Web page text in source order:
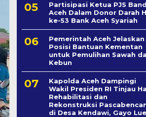
Partisipasi Ketua PJS
Aceh Dalam Donor Darah
ke-53 Bank Aceh Syariah
Pemerintah Aceh Jelaskan
Posisi Bantuan Kementan
untuk Pemulihan Sawah
Kebun
Kapolda Aceh Dampingi
Wakil Presiden RI Tinjau
Rehabilitasi dan
Rekonstruksi
di Desa Kendawi, Gayo